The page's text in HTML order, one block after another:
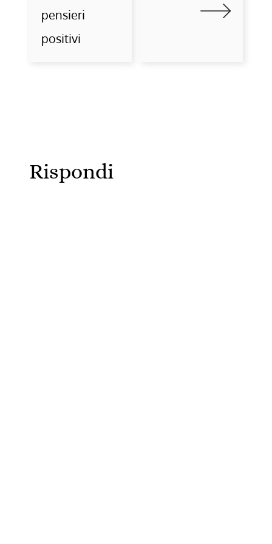
pensieri
positivi
Rispondi